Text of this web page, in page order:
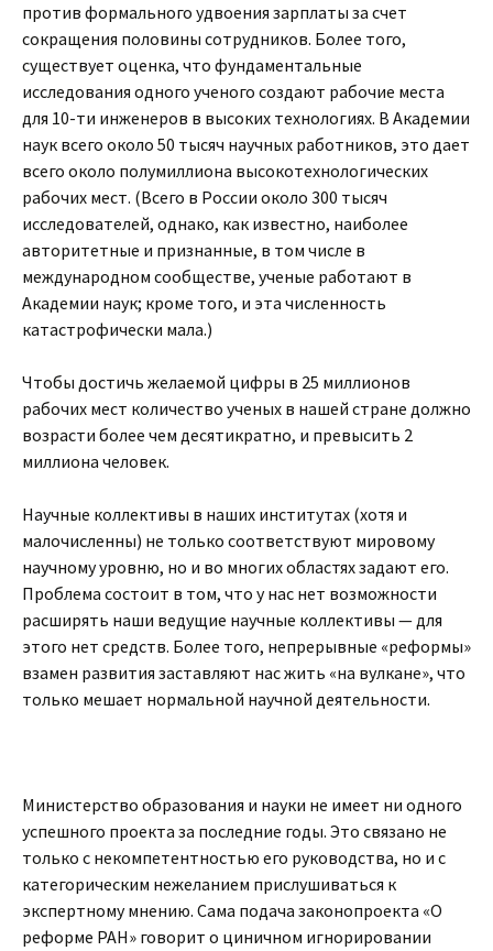
против формального удвоения зарплаты за счет
сокращения половины сотрудников. Более того,
существует оценка, что фундаментальные
исследования одного ученого создают рабочие места
для 10-ти инженеров в высоких технологиях. В Академии
наук всего около 50 тысяч научных работников, это дает
всего около полумиллиона высокотехнологических
рабочих мест. (Всего в России около 300 тысяч
исследователей, однако, как известно, наиболее
авторитетные и признанные, в том числе в
международном сообществе, ученые работают в
Академии наук; кроме того, и эта численность
катастрофически мала.)
Чтобы достичь желаемой цифры в 25 миллионов
рабочих мест количество ученых в нашей стране должно
возрасти более чем десятикратно, и превысить 2
миллиона человек.
Научные коллективы в наших институтах (хотя и
малочисленны) не только соответствуют мировому
научному уровню, но и во многих областях задают его.
Проблема состоит в том, что у нас нет возможности
расширять наши ведущие научные коллективы — для
этого нет средств. Более того, непрерывные «реформы»
взамен развития заставляют нас жить «на вулкане», что
только мешает нормальной научной деятельности.
Министерство образования и науки не имеет ни одного
успешного проекта за последние годы. Это связано не
только с некомпетентностью его руководства, но и с
категорическим нежеланием прислушиваться к
экспертному мнению. Сама подача законопроекта «О
реформе РАН» говорит о циничном игнорировании